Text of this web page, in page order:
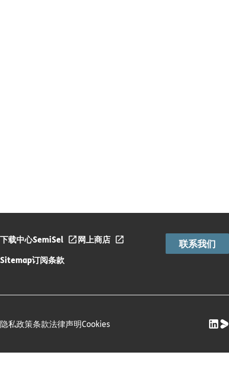
下载中心SemiSel
网上商店
Sitemap订阅条款
联系我们
隐私政策条款法律声明Cookies